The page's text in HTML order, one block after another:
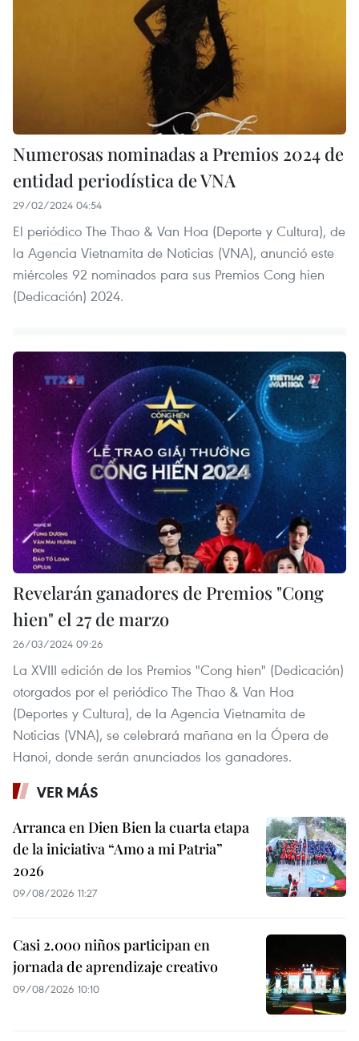
Numerosas nominadas a Premios 2024 ​de
entidad periodística de VNA
29/02/2024 04:54
El periódico The Thao & Van Hoa (Deporte y Cultura), de
la Agencia Vietnamita de Noticias (VNA), anunció este
miércoles 92 nominados para sus Premios Cong hien
(Dedicación) 2024.
Revelarán ganadores de Premios "Cong
hien" el 27 de marzo
26/03/2024 09:26
La XVIII edición de los Premios "Cong hien" (Dedicación)
otorgados por el periódico The Thao & Van Hoa
(Deportes y Cultura), de la Agencia Vietnamita de
Noticias (VNA), se celebrará mañana en la Ópera de
Hanoi, donde serán anunciados los ganadores.
VER MÁS
Arranca en Dien Bien la cuarta etapa
de la iniciativa “Amo a mi Patria”
2026
09/08/2026 11:27
Casi 2.000 niños participan en
jornada de aprendizaje creativo
09/08/2026 10:10